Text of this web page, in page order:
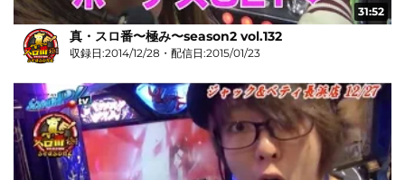
31:52
真・スロ番〜極み〜season2 vol.132
収録日:2014/12/28・配信日:2015/01/23